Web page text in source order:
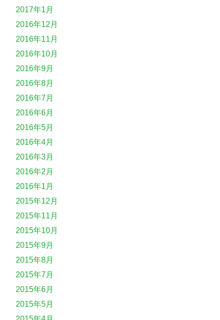
2017年1月
2016年12月
2016年11月
2016年10月
2016年9月
2016年8月
2016年7月
2016年6月
2016年5月
2016年4月
2016年3月
2016年2月
2016年1月
2015年12月
2015年11月
2015年10月
2015年9月
2015年8月
2015年7月
2015年6月
2015年5月